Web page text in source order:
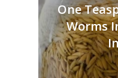
One
Worms